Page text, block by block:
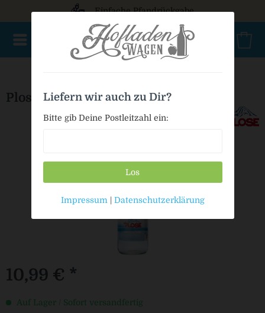
Einfache Pfandrückgabe
Plose Natural
10,99 € *
Auf Lager / Sofort versandfertig
Liefern wir auch zu Dir?
Bitte gib Deine Postleitzahl ein:
Los
Impressum | Datenschutzerklärung